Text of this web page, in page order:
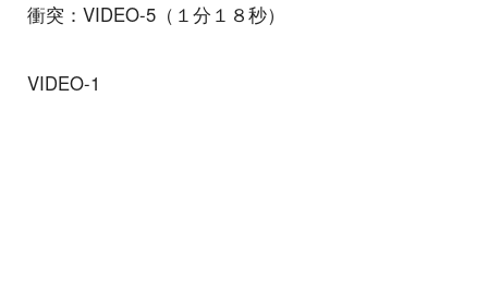
衝突：VIDEO-5（１分１８秒）
VIDEO-1